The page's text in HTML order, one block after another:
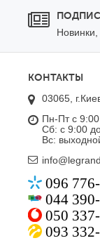
КОНТАКТЫ
03065,
Пн-Пт с
Сб: с 9:00
Вс:
096
044
050
093